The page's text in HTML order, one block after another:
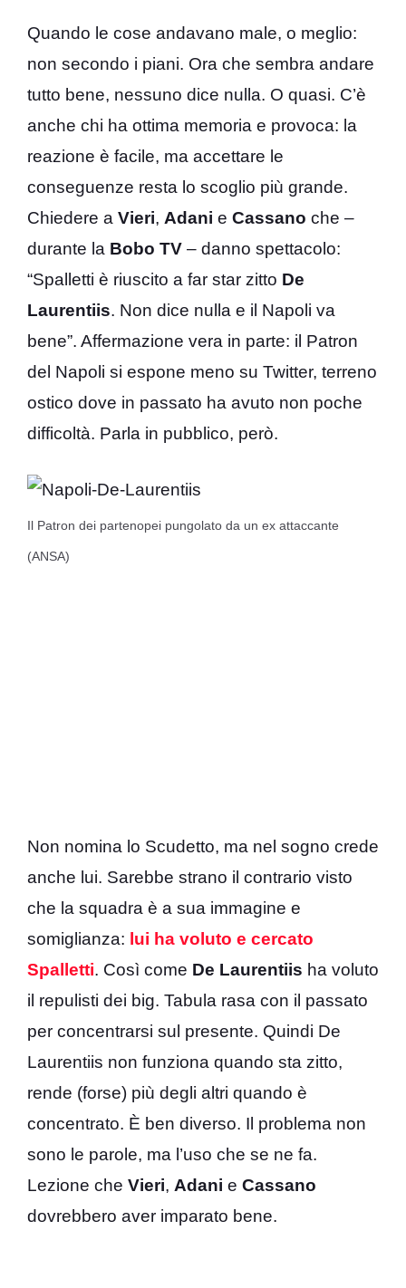
Quando le cose andavano male, o meglio:
non secondo i piani. Ora che sembra andare
tutto bene, nessuno dice nulla. O quasi. C’è
anche chi ha ottima memoria e provoca: la
reazione è facile, ma accettare le
conseguenze resta lo scoglio più grande.
Chiedere a Vieri, Adani e Cassano che –
durante la Bobo TV – danno spettacolo:
“Spalletti è riuscito a far star zitto De
Laurentiis. Non dice nulla e il Napoli va
bene”. Affermazione vera in parte: il Patron
del Napoli si espone meno su Twitter, terreno
ostico dove in passato ha avuto non poche
difficoltà. Parla in pubblico, però.
Il Patron dei partenopei pungolato da un ex attaccante
(ANSA)
Non nomina lo Scudetto, ma nel sogno crede
anche lui. Sarebbe strano il contrario visto
che la squadra è a sua immagine e
somiglianza: lui ha voluto e cercato
Spalletti. Così come De Laurentiis ha voluto
il repulisti dei big. Tabula rasa con il passato
per concentrarsi sul presente. Quindi De
Laurentiis non funziona quando sta zitto,
rende (forse) più degli altri quando è
concentrato. È ben diverso. Il problema non
sono le parole, ma l’uso che se ne fa.
Lezione che Vieri, Adani e Cassano
dovrebbero aver imparato bene.